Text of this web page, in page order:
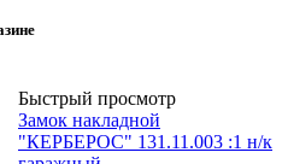
Быстрый просмотр
Замок накладной
"КЕРБЕРОС" 131.11.003 :1 н/к